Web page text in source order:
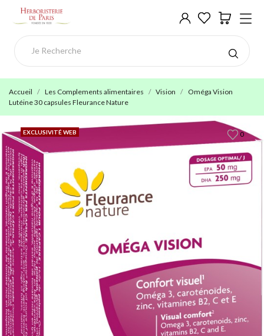
Accueil Les Complements alimentaires Vision
Oméga Vision
Lutéine 30 capsules Fleurance Nature
0
EXCLUSIVITÉ WEB